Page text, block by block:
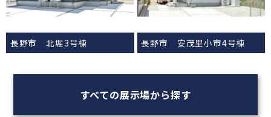
長野市 北堀3号棟 長野市 安茂里小市4号棟
すべての展示場から探す